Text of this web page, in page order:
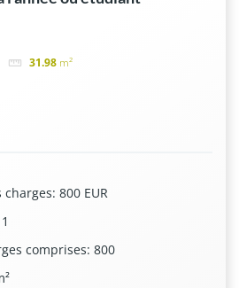
31.98 m²
: 800 EUR
1
comprises: 800